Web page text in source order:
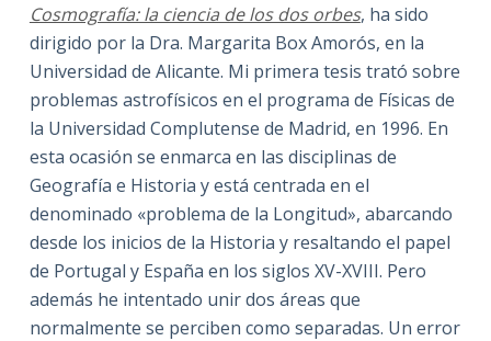
Cosmografía: la ciencia de los dos orbes, ha sido
dirigido por la Dra. Margarita Box Amorós, en la
Universidad de Alicante. Mi primera tesis trató sobre
problemas astrofísicos en el programa de Físicas de
la Universidad Complutense de Madrid, en 1996. En
esta ocasión se enmarca en las disciplinas de
Geografía e Historia y está centrada en el
denominado «problema de la Longitud», abarcando
desde los inicios de la Historia y resaltando el papel
de Portugal y España en los siglos XV-XVIII. Pero
además he intentado unir dos áreas que
normalmente se perciben como separadas. Un error